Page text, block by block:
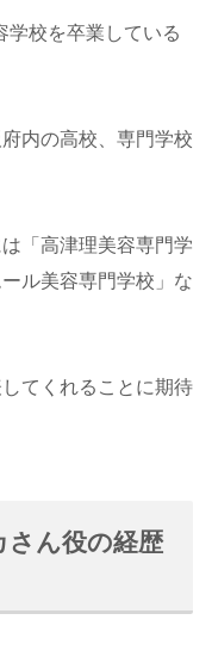
学校を卒業している
内の高校、専門学校
「高津理美容専門学
ル美容専門学校」な
てくれることに期待
さん役の経歴